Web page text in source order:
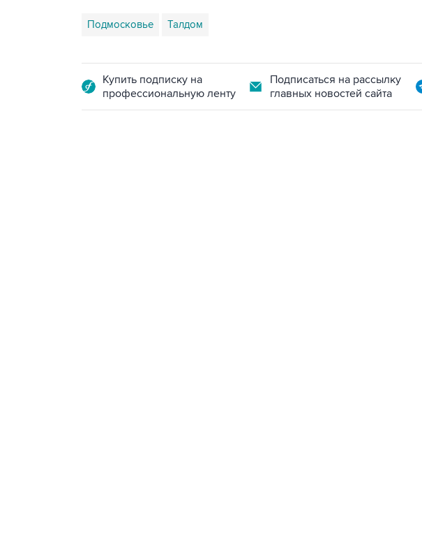
Подмосковье Талдом
Купить подписку на
профессиональную ленту
Подписаться на рассылку
главных новостей сайта